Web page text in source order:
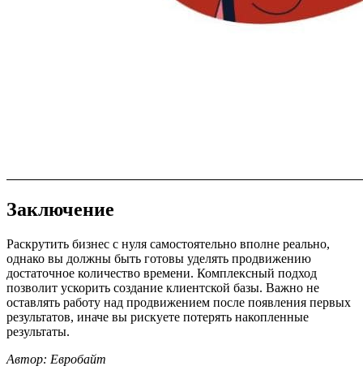
Заключение
Раскрутить бизнес с нуля самостоятельно вполне реально,
однако вы должны быть готовы уделять продвижению
достаточное количество времени. Комплексный подход
позволит ускорить создание клиентской базы. Важно не
оставлять работу над продвижением после появления первых
результатов, иначе вы рискуете потерять накопленные
результаты.
Автор: Евробайт